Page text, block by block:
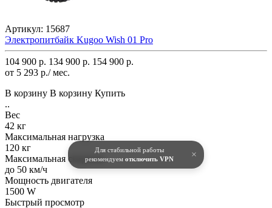
Для стабильной работы
рекомендуем отключить VPN ×
Артикул: 15687
Электропитбайк Kugoo Wish 01 Pro
104 900 р. 134 900 р. 154 900 р.
от 5 293 р./ мес.
В корзину В корзину Купить
..
Вес
42 кг
Максимальная нагрузка
120 кг
Максимальная скорость
до 50 км/ч
Мощность двигателя
1500 W
Быстрый просмотр